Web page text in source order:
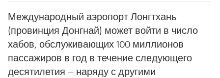
Международный аэропорт Лонгтхань
(провинция Донгнай) может войти в число
хабов, обслуживающих 100 миллионов
пассажиров в год в течение следующего
десятилетия — наряду с другими